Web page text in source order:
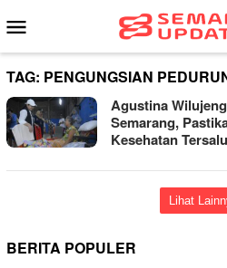
ke
Mobile
TAG: PENGUNGSIAN
Agustina
Semarang,
Kesehatan
Lihat
BERITA POPULER